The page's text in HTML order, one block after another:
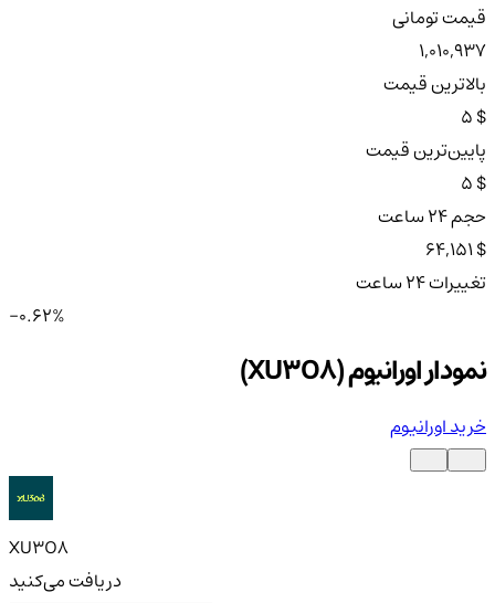
قیمت تومانی
1,010,937
بالاترین قیمت
$ 5
پایین‌ترین قیمت
$ 5
حجم ۲۴ ساعت
$ 64,151
تغییرات ۲۴ ساعت
-0.62%
نمودار اورانیوم (XU3O8)
خرید اورانیوم
XU3O8
دریافت می‌کنید